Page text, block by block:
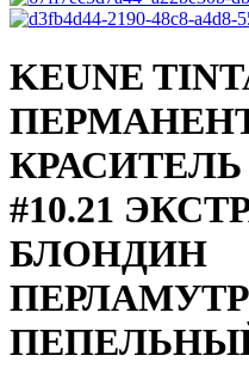
KEUNE
КРАСИТЕЛЬ
#10.21
БЛОНДИН